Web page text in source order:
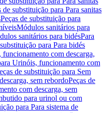
de substituição para Para sanitas
Peças de substituição para
Módulos sanitários para
sanitários para bidésPara
para Para bidés
com descarga,
Urinóis, funcionamento com
de substituição para Sem
sem rebordoPeças de
com descarga, sem
para urinol ou com
para Para sistema de